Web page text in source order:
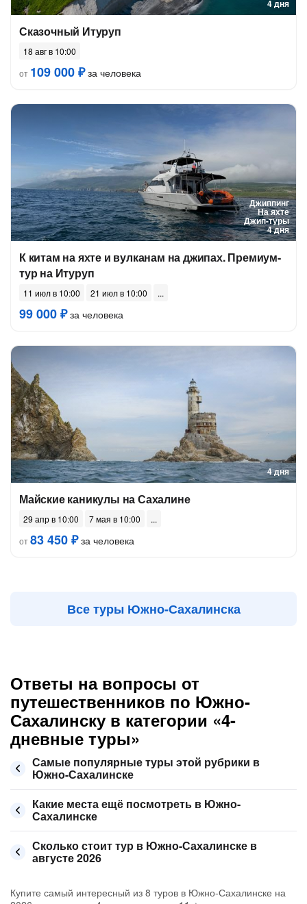
4 дня
Сказочный Итуруп
18 авг в 10:00
от 109 000 ₽за человека
Джиппинг
На яхте
Джип-туры
4 дня
К китам на яхте и вулканам на джипах. Премиум-
тур на Итуруп
11 июл в 10:00 21 июл в 10:00
99 000 ₽за человека
4 дня
Майские каникулы на Сахалине
29 апр в 10:00
7 мая в 10:00
от83 450 ₽за человека
Все туры Южно-Сахалинска
Ответы на вопросы от
путешественников по Южно-
Сахалинску в категории «4-
дневные туры»
Самые популярные туры этой рубрики в
Южно-Сахалинске
Какие места ещё посмотреть в Южно-
Сахалинске
Сколько стоит тур в Южно-Сахалинске в
августе 2026
Купите самый интересный из 8 туров в Южно-Сахалинске на